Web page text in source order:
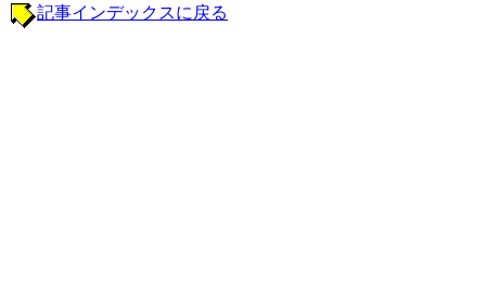
記事インデックスに戻る